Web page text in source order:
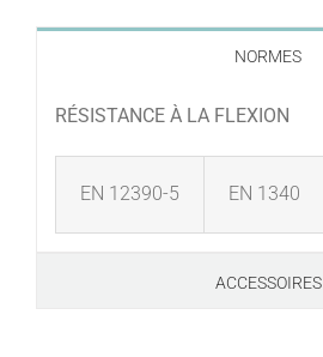
NORMES
RÉSISTANCE À LA FLEXION
EN 12390-5 EN 1340
ACCESSOIRES